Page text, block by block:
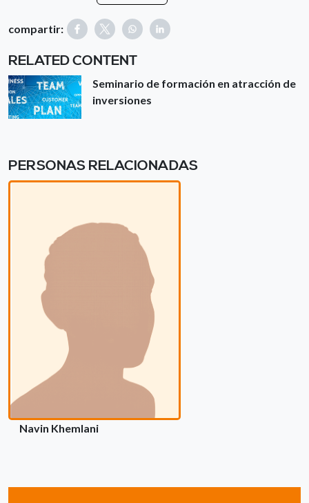
compartir:
RELATED CONTENT
Seminario de formación en atracción de
inversiones
PERSONAS RELACIONADAS
Navin Khemlani